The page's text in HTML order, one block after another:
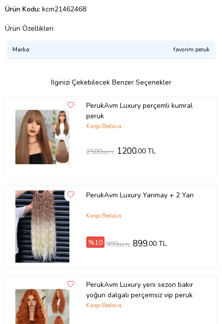
Ürün Kodu: kcm21462468
Ürün Özellikleri
Marka favorim peruk
İlginizi Çekebilecek Benzer Seçenekler
PerukAvm Luxury perçemli kumral
peruk
Kargo Bedava
2500,00 TL 1200,00 TL
PerukAvm Luxury Yarımay + 2 Yan
Kargo Bedava
%10 999,00 TL 899,00 TL
PerukAvm Luxury yeni sezon bakır
yoğun dalgalı perçemsiz vip peruk
Kargo Bedava